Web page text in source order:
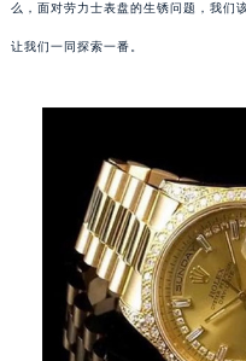
么，面对劳力士表盘的生锈问题，我们
让我们一同探索一番。